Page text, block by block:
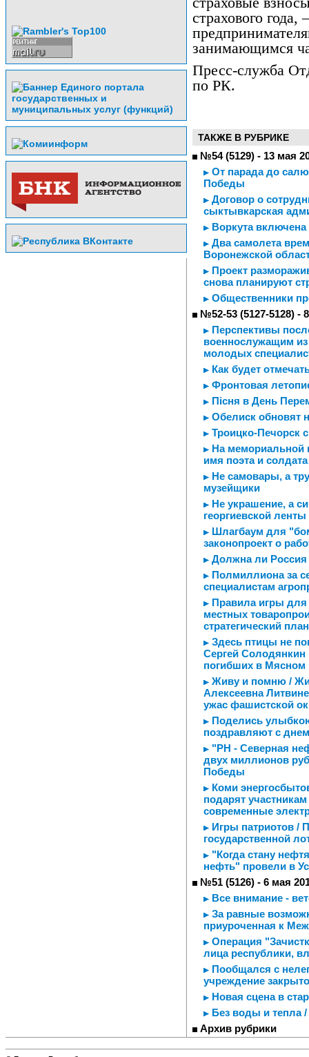
страхового
занимающимся
Пресс-служба
по РК.
ТАКЖЕ В РУБРИКЕ
№54 (5129) - 13 мая
От парада до
Победы
Договор о
сыктывкарская
Воркута
Два самолета
Воронежской
Проект
снова планируют
Общественники
№52-53 (5127-5128) -
Перспективы
военнослужащим
молодых
Как будет
Фронтовая
Пiсня в День
Обелиск обновят
Троицко-Печорск
На мемориальной
имя поэта и
Не самовары, а
музейщики
Не украшение, а
георгиевской
Шлагбаум для
законопроект о
Должна ли Россия
Полмиллиона за
специалистам
Правила игры для
местных
стратегический план
Здесь птицы не
Сергей Солодянкин
погибших в Мясном
Живу и помню /
Алексеевна
ужас фашистской
Поделись
поздравляют с
"РН - Северная
двух миллионов
Победы
Коми
подарят
современные
Игры патриотов /
государственной
"Когда стану
нефть" провели в
№51 (5126) - 6 мая
Все внимание -
За равные
приуроченная к
Операция
лица республики,
Пообщался с
учреждение
Новая сцена в
Без воды и тепла
Архив рубрики